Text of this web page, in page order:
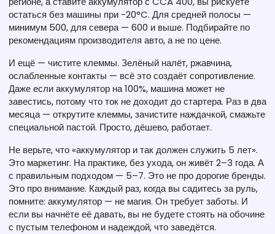
остаться без машины при -20°C. Для средней полосы —
минимум 500, для севера — 600 и выше. Подбирайте по
рекомендациям производителя авто, а не по цене.
И ещё — чистите клеммы. Зелёный налёт, ржавчина,
ослабленные контакты — всё это создаёт сопротивление.
Даже если аккумулятор на 100%, машина может не
завестись, потому что ток не доходит до стартера. Раз в два
месяца — открутите клеммы, зачистите наждачкой, смажьте
специальной пастой. Просто, дёшево, работает.
Не верьте, что «аккумулятор и так должен служить 5 лет».
Это маркетинг. На практике, без ухода, он живёт 2–3 года. А
с правильным подходом — 5–7. Это не про дорогие бренды.
Это про внимание. Каждый раз, когда вы садитесь за руль,
помните: аккумулятор — не магия. Он требует заботы. И
если вы начнёте её давать, вы не будете стоять на обочине
с пустым телефоном и надеждой, что заведётся.